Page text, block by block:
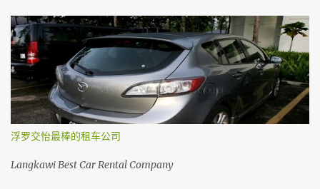
浮罗交怡最棒的租车公司
Langkawi Best Car Rental Company